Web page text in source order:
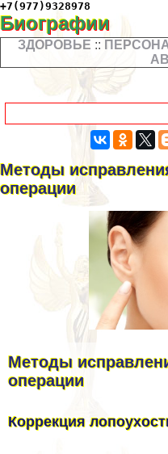
+7(977)9328978
Биографии
ЗДОРОВЬЕ ::
Методы
операции
Методы
операции
Коррекция